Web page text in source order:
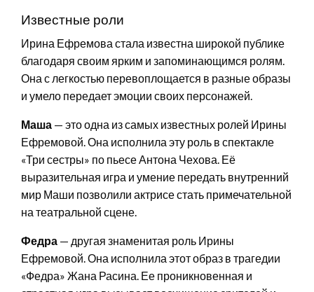
Известные роли
Ирина Ефремова стала известна широкой публике
благодаря своим ярким и запоминающимся ролям.
Она с легкостью перевоплощается в разные образы
и умело передает эмоции своих персонажей.
Маша — это одна из самых известных ролей Ирины
Ефремовой. Она исполнила эту роль в спектакле
«Три сестры» по пьесе Антона Чехова. Её
выразительная игра и умение передать внутренний
мир Маши позволили актрисе стать примечательной
на театральной сцене.
Федра — другая знаменитая роль Ирины
Ефремовой. Она исполнила этот образ в трагедии
«Федра» Жана Расина. Ее проникновенная и